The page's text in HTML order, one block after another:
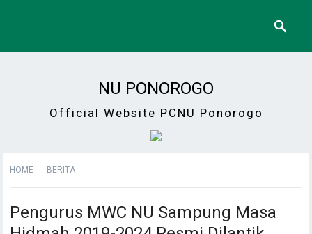
NU PONOROGO
Official Website PCNU Ponorogo
HOME BERITA
Pengurus MWC NU Sampung Masa